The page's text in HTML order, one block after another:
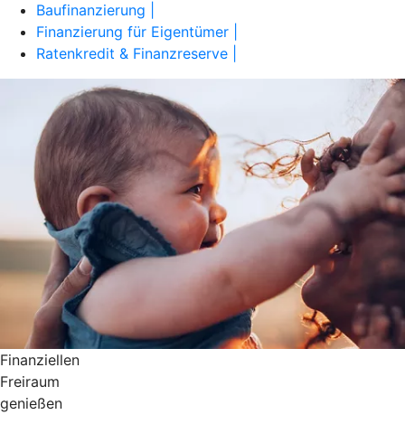
Baufinanzierung |
Finanzierung für Eigentümer |
Ratenkredit & Finanzreserve |
Finanziellen
Freiraum
genießen